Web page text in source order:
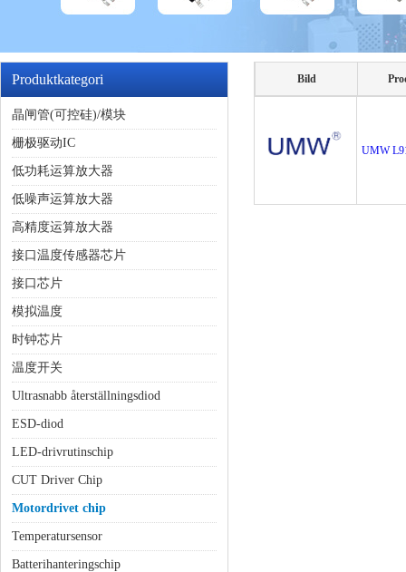
Produktkategori
晶闸管(可控硅)/模块
栅极驱动IC
低功耗运算放大器
低噪声运算放大器
高精度运算放大器
接口温度传感器芯片
接口芯片
模拟温度
时钟芯片
温度开关
Ultrasnabb återställningsdiod
ESD-diod
LED-drivrutinschip
CUT Driver Chip
Motordrivet chip
Temperatursensor
Batterihanteringschip
Bild
UMW